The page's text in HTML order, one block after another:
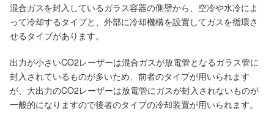
混合ガスを封入しているガラス容器の側壁から、空冷や水冷によ
って冷却するタイプと、外部に冷却機構を設置してガスを循環さ
せるタイプがあります。
出力が小さいCO2レーザーは混合ガスが放電管となるガラス管に
封入されているものが多いため、前者のタイプが用いられます
が、大出力のCO2レーザーは放電管にガスが封入されないものが
一般的になりますので後者のタイプの冷却装置が用いられます。